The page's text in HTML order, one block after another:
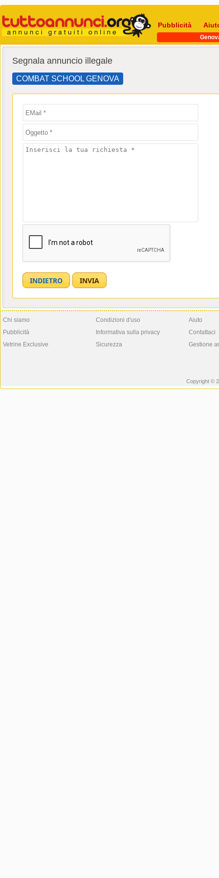
Pubblicità
Segnala annuncio illegale
COMBAT SCHOOL GENOVA
Chi siamo
Pubblicità
Vetrine Exclusive
Condizioni d'uso
Informativa sulla privacy
Sicurezza
Aiuto
Contattaci
Gestione
Copyright ©